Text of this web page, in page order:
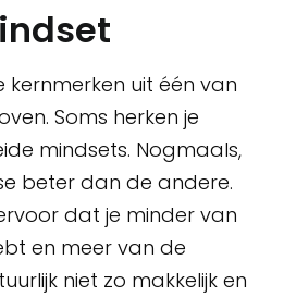
kernmerken uit één van
Soms herken je
mindsets. Nogmaals,
beter dan de andere.
dat je minder van
en meer van de
niet zo makkelijk en